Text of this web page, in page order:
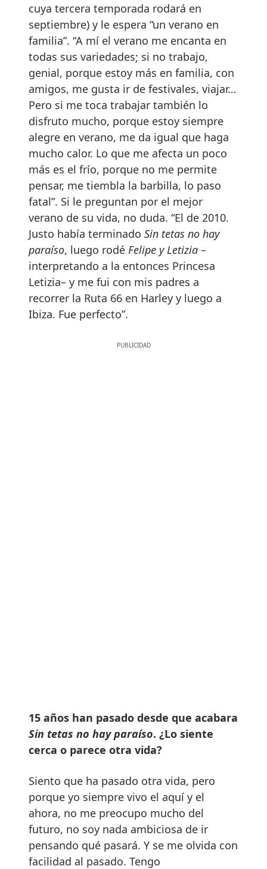
cuya tercera temporada rodará en
septiembre) y le espera “un verano en
familia”. “A mí el verano me encanta en
todas sus variedades; si no trabajo,
genial, porque estoy más en familia, con
amigos, me gusta ir de festivales, viajar…
Pero si me toca trabajar también lo
disfruto mucho, porque estoy siempre
alegre en verano, me da igual que haga
mucho calor. Lo que me afecta un poco
más es el frío, porque no me permite
pensar, me tiembla la barbilla, lo paso
fatal”. Si le preguntan por el mejor
verano de su vida, no duda. “El de 2010.
Justo había terminado Sin tetas no hay
paraíso, luego rodé Felipe y Letizia –
interpretando a la entonces Princesa
Letizia– y me fui con mis padres a
recorrer la Ruta 66 en Harley y luego a
Ibiza. Fue perfecto”.
15 años han pasado desde que acabara
Sin tetas no hay paraíso. ¿Lo siente
cerca o parece otra vida?
Siento que ha pasado otra vida, pero
porque yo siempre vivo el aquí y el
ahora, no me preocupo mucho del
futuro, no soy nada ambiciosa de ir
pensando qué pasará. Y se me olvida con
facilidad al pasado. Tengo